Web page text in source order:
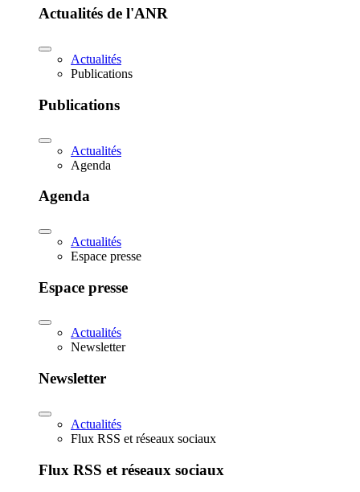
Actualités de l'ANR
Actualités
Publications
Publications
Actualités
Agenda
Agenda
Actualités
Espace presse
Espace presse
Actualités
Newsletter
Newsletter
Actualités
Flux RSS et réseaux sociaux
Flux RSS et réseaux sociaux